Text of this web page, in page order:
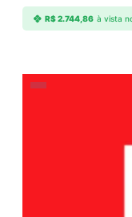
R$2.744,86 à vista